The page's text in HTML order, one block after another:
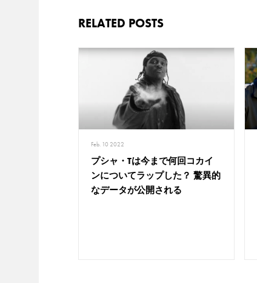
RELATED POSTS
Feb. 10 2022
プシャ・Tは今まで何回コカイ
ンについてラップした？ 驚異的
なデータが公開される